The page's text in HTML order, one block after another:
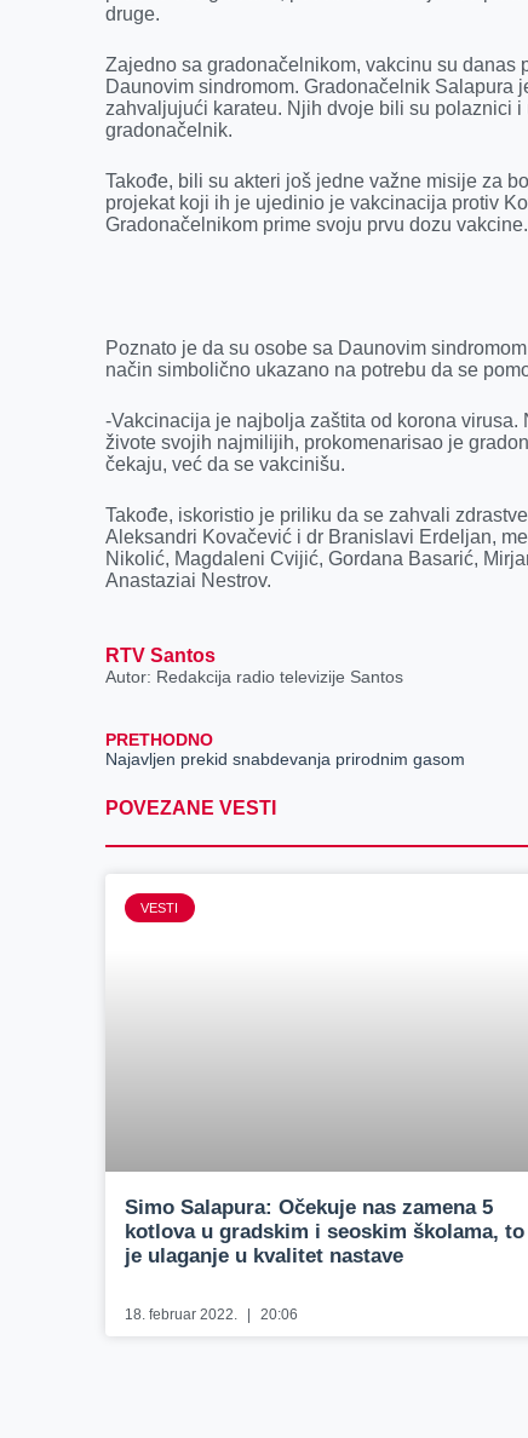
r
druge.
Zajedno sa gradonačelnikom, vakcinu su danas
Daunovim sindromom. Gradonačelnik Salapura
zahvaljujući karateu. Njih dvoje bili su polaznici
gradonačelnik.
Takođe, bili su akteri još jedne važne misije za
projekat koji ih je ujedinio je vakcinacija protiv
Gradonačelnikom prime svoju prvu dozu vakcine.
Poznato je da su osobe sa Daunovim
način simbolično ukazano na potrebu da se
-Vakcinacija je najbolja zaštita od korona
živote svojih najmilijih, prokomenarisao je
čekaju, već da se vakcinišu.
Takođe, iskoristio je priliku da se zahvali
Aleksandri Kovačević i dr Branislavi Erdeljan,
Nikolić, Magdaleni Cvijić, Gordana Basarić,
Anastaziai Nestrov.
RTV Santos
Autor: Redakcija radio televizije Santos
PRETHODNO
Najavljen prekid snabdevanja prirodnim gasom
POVEZANE VESTI
VESTI
Simo Salapura: Očekuje nas zamena 5
kotlova u gradskim i seoskim školama, to
je ulaganje u kvalitet nastave
18. februar 2022. 20:06